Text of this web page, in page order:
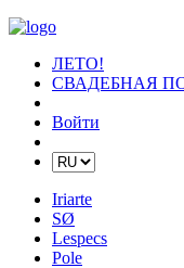
ЛЕТО!
СВАДЕБНАЯ
Войти
Iriarte
SØ
Lespecs
Pole